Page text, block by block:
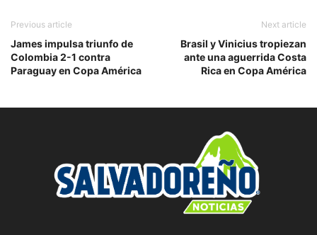
Previous article
James impulsa triunfo de
Colombia 2-1 contra
Paraguay en Copa América
Next article
Brasil y Vinicius tropiezan
ante una aguerrida Costa
Rica en Copa América